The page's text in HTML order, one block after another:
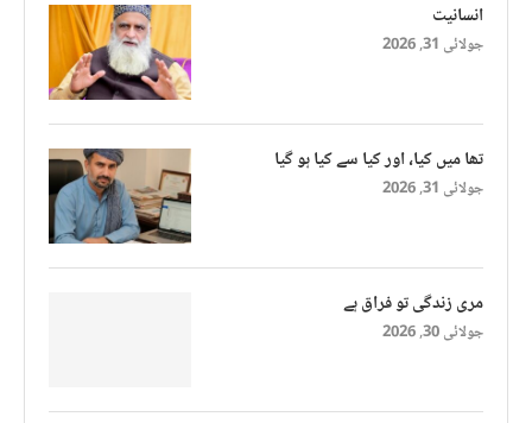
انسانیت
جولائی 31, 2026
تھا میں کیا، اور کیا سے کیا ہو گیا
جولائی 31, 2026
مری زندگی تو فراق ہے
جولائی 30, 2026